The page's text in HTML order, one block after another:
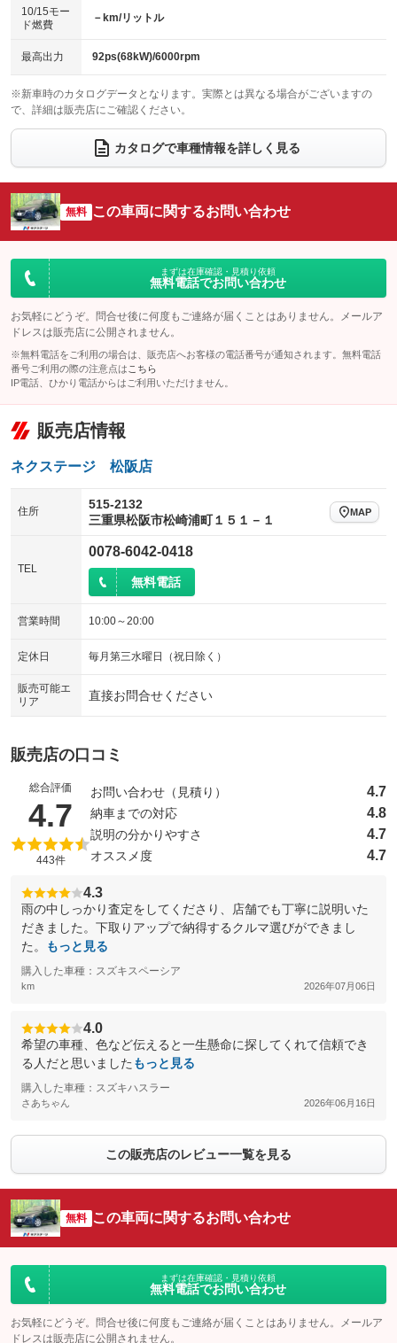
ベンチシート
：装備なし
チップアップシート
：装備なし
：装備なし ：装備あり
ウォークスルー
：装備なし
電動リアゲート フロントカメラ
：装備なし
：装備なし ：装備なし
サイドカメラ
：装備なし ルーフレール
：装備なし
：装備なし
：装備なし
10/15モー
ド燃費
－km/リットル
最高出力 92ps(68kW)/6000rpm
※新車時のカタログデータとなります。実際とは異なる場合がございますの
で、詳細は販売店にご確認ください。
カタログで車種情報を詳しく見る
無料 この車両に関するお問い合わせ
まずは在庫確認・見積り依頼
無料電話でお問い合わせ
お気軽にどうぞ。問合せ後に何度もご連絡が届くことはありません。メールア
ドレスは販売店に公開されません。
※無料電話をご利用の場合は、販売店へお客様の電話番号が通知されます。無料電話
番号ご利用の際の注意点は こちら
IP電話、ひかり電話からはご利用いただけません。
販売店情報
ネクステージ 松阪店
住所
515-2132
三重県松阪市松崎浦町１５１－１
MAP
TEL
0078-6042-0418
無料電話
営業時間 10:00～20:00
定休日 毎月第三水曜日（祝日除く）
販売可能エ
リア
直接お問合せください
販売店の口コミ
総合評価
4.7 （5点満点中）
443件
お問い合わせ（見積り） 4.7
納車までの対応 4.8
説明の分かりやすさ 4.7
オススメ度 4.7
4.3
雨の中しっかり査定をしてくださり、店舗でも丁寧に説明いた
だきました。下取りアップで納得するクルマ選びができまし
た。
もっと見る
購入した車種：スズキスペーシア
km 2026年07月06日
4.0
希望の車種、色など伝えると一生懸命に探してくれて信頼でき
る人だと思いました もっと見る
購入した車種：スズキハスラー
さあちゃん 2026年06月16日
この販売店のレビュー一覧を見る
無料 この車両に関するお問い合わせ
まずは在庫確認・見積り依頼
無料電話でお問い合わせ
お気軽にどうぞ。問合せ後に何度もご連絡が届くことはありません。メールア
ドレスは販売店に公開されません。